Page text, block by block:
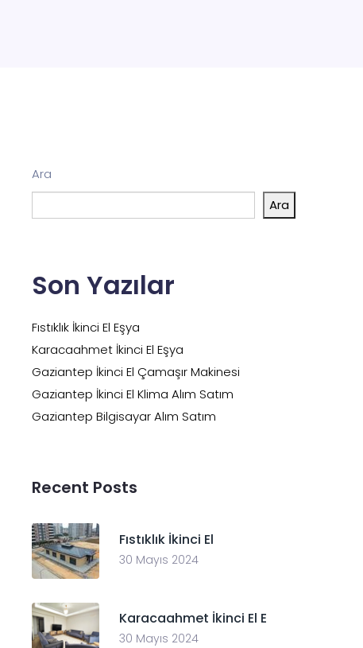
Ara
Ara
Son Yazılar
Fıstıklık İkinci El Eşya
Karacaahmet İkinci El Eşya
Gaziantep İkinci El Çamaşır Makinesi
Gaziantep İkinci El Klima Alım Satım
Gaziantep Bilgisayar Alım Satım
Recent Posts
Fıstıklık İkinci El
30 Mayıs 2024
Karacaahmet İkinci El E
30 Mayıs 2024